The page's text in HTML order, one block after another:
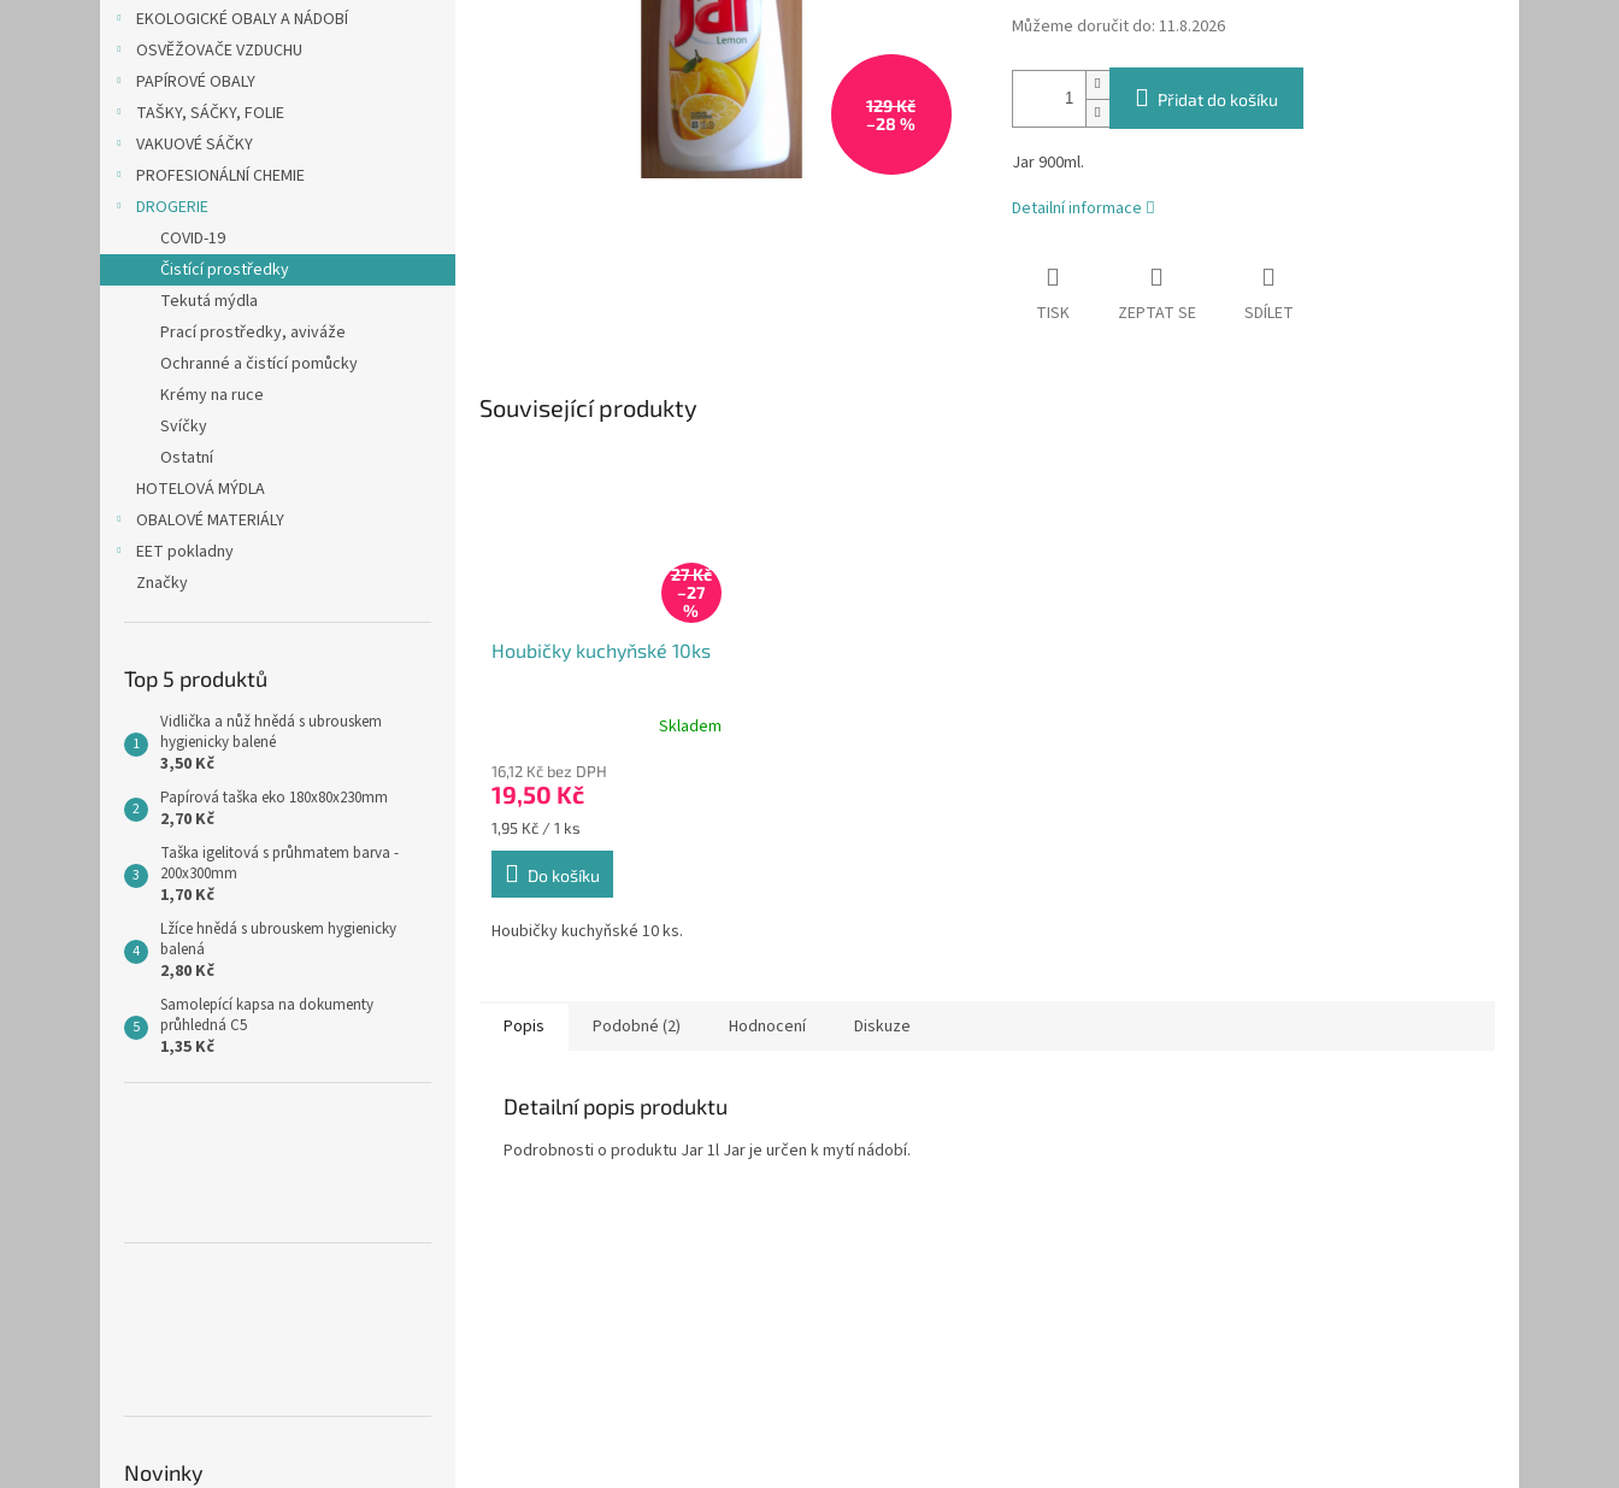
EKOLOGICKÉ OBALY A NÁDOBÍ
OSVĚŽOVAČE VZDUCHU
PAPÍROVÉ OBALY
TAŠKY, SÁČKY, FOLIE
VAKUOVÉ SÁČKY
PROFESIONÁLNÍ CHEMIE
DROGERIE
COVID-19
Čistící prostředky
Tekutá mýdla
Prací prostředky, aviváže
Ochranné a čistící pomůcky
Krémy na ruce
Svíčky
Ostatní
HOTELOVÁ MÝDLA
OBALOVÉ MATERIÁLY
EET pokladny
Značky
Top 5 produktů
Vidlička a nůž hnědá s ubrouskem
hygienicky balené
3,50 Kč
Papírová taška eko 180x80x230mm
2,70 Kč
Taška igelitová s průhmatem barva -
200x300mm
1,70 Kč
Lžíce hnědá s ubrouskem hygienicky
balená
2,80 Kč
Samolepící kapsa na dokumenty
průhledná C5
1,35 Kč
Novinky
129 Kč
–28 %
Můžeme doručit do: 11.8.2026
Přidat do košíku
Jar 900ml.
Detailní informace
TISK ZEPTAT SE SDÍLET
Související produkty
27 Kč
–27
%
Houbičky kuchyňské 10ks
produktu
je
4,5
hvězdiček.
Skladem
16,12 Kč bez DPH
19,50 Kč
Měrná
cena:
1,95 Kč / 1 ks
Do košíku
Houbičky kuchyňské 10 ks.
Popis Podobné (2) Hodnocení Diskuze
Detailní popis produktu
Podrobnosti o produktu Jar 1l Jar je určen k mytí nádobí.